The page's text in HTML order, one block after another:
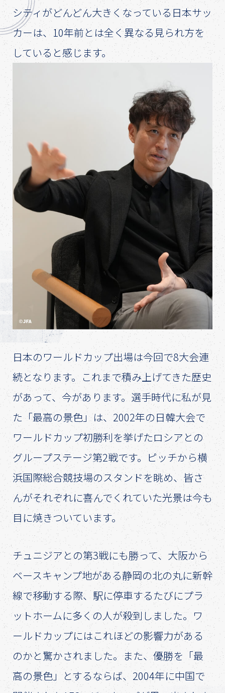
シティがどんどん大きくなっている日本サッ
カーは、10年前とは全く異なる見られ方を
していると感じます。
日本のワールドカップ出場は今回で8大会連
続となります。これまで積み上げてきた歴史
があって、今があります。選手時代に私が見
た「最高の景色」は、2002年の日韓大会で
ワールドカップ初勝利を挙げたロシアとの
グループステージ第2戦です。ピッチから横
浜国際総合競技場のスタンドを眺め、皆さ
んがそれぞれに喜んでくれていた光景は今も
目に焼きついています。
チュニジアとの第3戦にも勝って、大阪から
ベースキャンプ地がある静岡の北の丸に新幹
線で移動する際、駅に停車するたびにプラ
ットホームに多くの人が殺到しました。ワ
ールドカップにはこれほどの影響力がある
のかと驚かされました。また、優勝を「最
高の景色」とするならば、2004年に中国で